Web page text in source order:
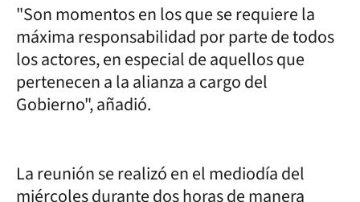
"Son momentos en los que se requiere la
máxima responsabilidad por parte de todos
los actores, en especial de aquellos que
pertenecen a la alianza a cargo del
Gobierno", añadió.
La reunión se realizó en el mediodía del
miércoles durante dos horas de manera